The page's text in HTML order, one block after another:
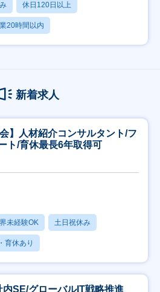
休日120日以上
20時間以内
新着求人
】人材紹介コンサルタント/フ
ト/育休最長6年取得可
未経験OK 土日祝休み
育休あり
SE/グローバルIT戦略推進